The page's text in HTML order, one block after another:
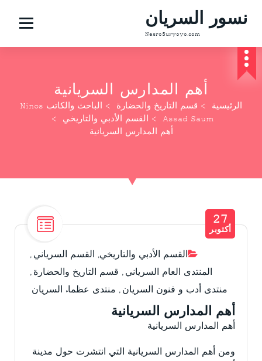
ج
نسور السريان
NesroSuryoyo.com
أهم المدارس السريانية
الرئيسية > قسم التاريخ والحضارة >
الباحث والكاتب Ninos
Assad Saum
> القسم الأدبي والتاريخي >
أهم المدارس السريانية
القسم الأدبي والتاريخي, القسم السرياني ,
المنتدى العام السرياني , قسم التاريخ والحضارة ,
منتدى أدب و فنون السريان , منتدى عظماء السريان
27
أكتوبر
أهم المدارس السريانية
أهم المدارس السريانية
ومن أهم المدارس السريانية التي انتشرت حول مدينة